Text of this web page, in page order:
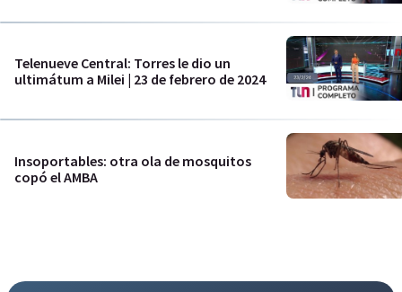
Telenueve Central: Torres le dio un
ultimátum a Milei | 23 de febrero de 2024
Insoportables: otra ola de mosquitos
copó el AMBA